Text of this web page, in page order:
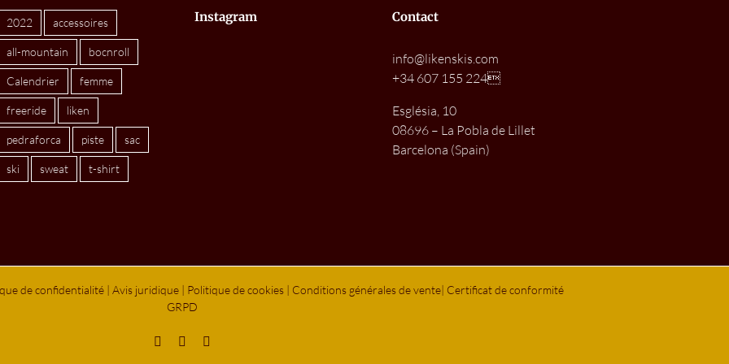
2022 accessoires
all-mountain bocnroll
Calendrier femme
freeride liken
pedraforca piste sac
ski sweat t-shirt
Instagram Contact
info@likenskis.com
+34 607 155 224
Església, 10
08696 – La Pobla de Lillet
Barcelona (Spain)
de confidentialité | Avis juridique | Politique de cookies | Conditions générales de vente| Certificat de conformité
GRPD
Instagram